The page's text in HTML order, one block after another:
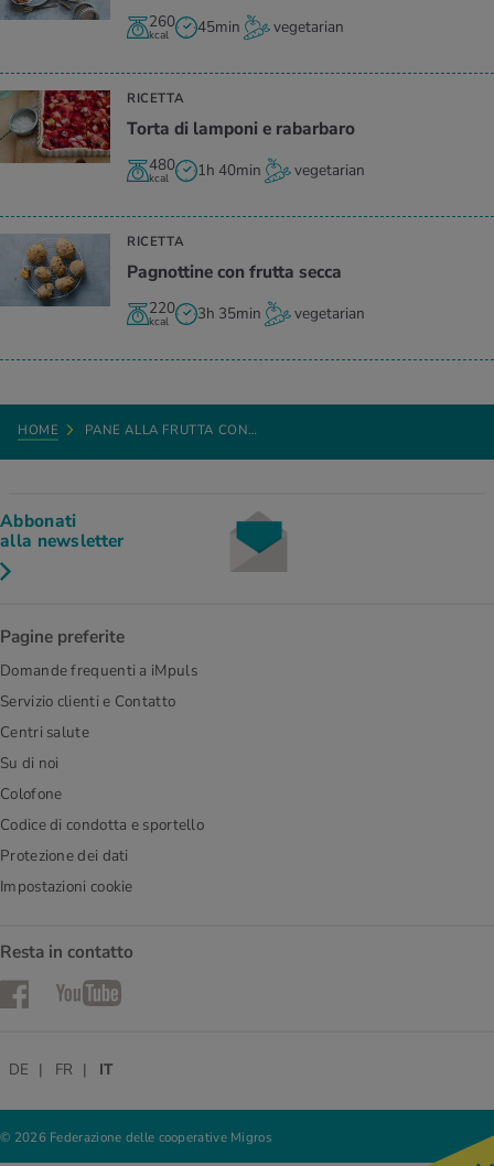
260
kcal 45min vegetarian
RICETTA
Torta di lamponi e rabarbaro
480
kcal 1h 40min vegetarian
RICETTA
Pagnottine con frutta secca
220
kcal 3h 35min vegetarian
HOME PANE ALLA FRUTTA CON…
Abbonati
alla newsletter
Pagine preferite
Domande frequenti a iMpuls
Servizio clienti e Contatto
Centri salute
Su di noi
Colofone
Codice di condotta e sportello
Protezione dei dati
Impostazioni cookie
Resta in contatto
FacebookYouTube
© 2026 Federazione delle cooperative Migros
DE FR IT